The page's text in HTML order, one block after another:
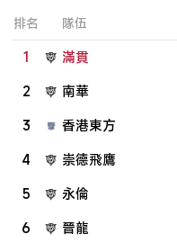
排名 隊伍
1 滿貫
2
南華
3
香港東方
4
崇德飛鷹
5
永倫
6
晉龍